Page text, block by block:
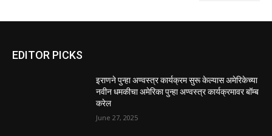
EDITOR PICKS
इराणने पुन्हा अण्वस्त्र कार्यक्रम सुरू केल्यास अमेरिकेच्या
नवीन धमकीचा अमेरिका पुन्हा अण्वस्त्र कार्यक्रमावर बॉम्ब
करेल
June 27, 2025